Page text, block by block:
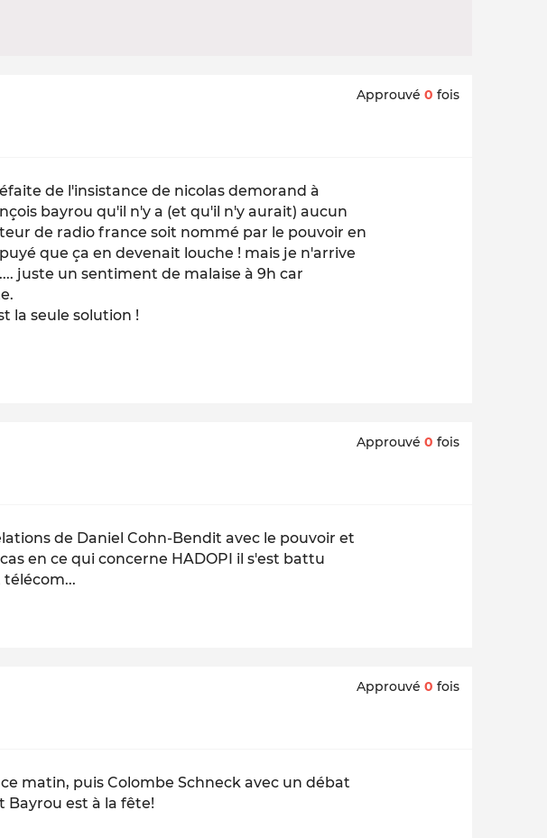
Approuvé 0 fois
de l'insistance de nicolas demorand à
bayrou qu'il n'y a (et qu'il n'y aurait) aucun
de radio france soit nommé par le pouvoir en
que ça en devenait louche ! mais je n'arrive
juste un sentiment de malaise à 9h car
la seule solution !
Approuvé 0 fois
de Daniel Cohn-Bendit avec le pouvoir et
en ce qui concerne HADOPI il s'est battu
Approuvé 0 fois
matin, puis Colombe Schneck avec un débat
Bayrou est à la fête!